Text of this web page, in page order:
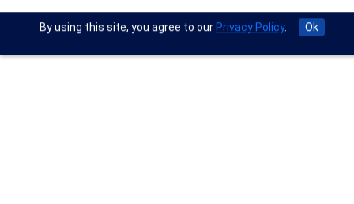
By using this site, you agree to our Privacy Policy. Ok